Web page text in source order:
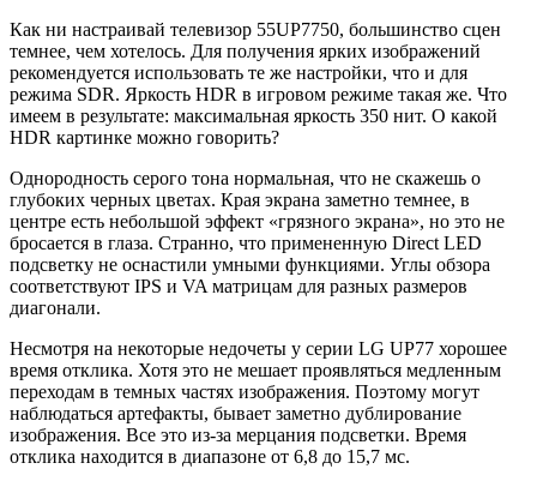
Как ни настраивай телевизор 55UP7750, большинство сцен
темнее, чем хотелось. Для получения ярких изображений
рекомендуется использовать те же настройки, что и для
режима SDR. Яркость HDR в игровом режиме такая же. Что
имеем в результате: максимальная яркость 350 нит. О какой
HDR картинке можно говорить?
Однородность серого тона нормальная, что не скажешь о
глубоких черных цветах. Края экрана заметно темнее, в
центре есть небольшой эффект «грязного экрана», но это не
бросается в глаза. Странно, что примененную Direct LED
подсветку не оснастили умными функциями. Углы обзора
соответствуют IPS и VA матрицам для разных размеров
диагонали.
Несмотря на некоторые недочеты у серии LG UP77 хорошее
время отклика. Хотя это не мешает проявляться медленным
переходам в темных частях изображения. Поэтому могут
наблюдаться артефакты, бывает заметно дублирование
изображения. Все это из-за мерцания подсветки. Время
отклика находится в диапазоне от 6,8 до 15,7 мс.